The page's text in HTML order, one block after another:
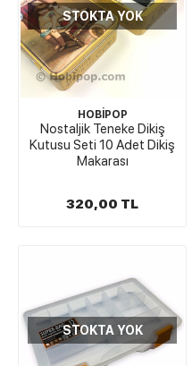
STOKTA YOK
HOBİPOP
Nostaljik Teneke Dikiş
Kutusu Seti 10 Adet Dikiş
Makarası
320,00 TL
STOKTA YOK